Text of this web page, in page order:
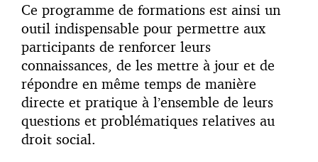
Ce programme de formations est ainsi un
outil indispensable pour permettre aux
participants de renforcer leurs
connaissances, de les mettre à jour et de
répondre en même temps de manière
directe et pratique à l’ensemble de leurs
questions et problématiques relatives au
droit social.